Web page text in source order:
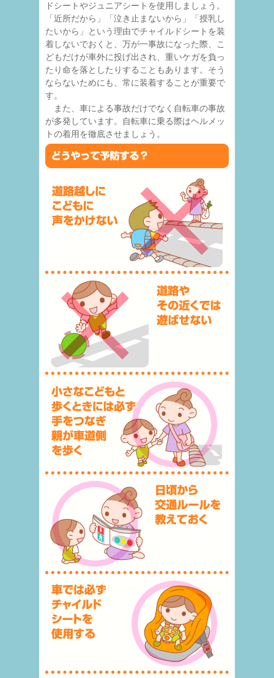
ドシートやジュニアシートを使用しましょう。
「近所だから」「泣き止まないから」「授乳し
たいから」という理由でチャイルドシートを装
着しないでおくと、万が一事故になった際、こ
どもだけが車外に投げ出され、重いケガを負っ
たり命を落としたりすることもあります。そう
ならないためにも、常に装着することが重要で
す。
また、車による事故だけでなく自転車の事故
が多発しています。自転車に乗る際はヘルメッ
トの着用を徹底させましょう。